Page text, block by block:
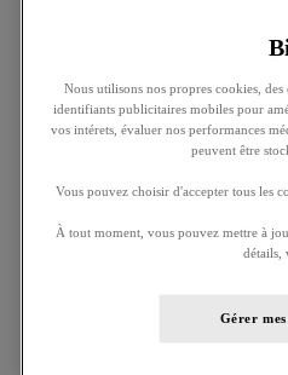
Nous utilisons nos propres cookies,
identifiants publicitaires mobiles pour
vos intérets, évaluer nos performances
peuvent être
Vous pouvez choisir d'accepter tous les
À tout moment, vous pouvez mettre à
détails,
Gérer